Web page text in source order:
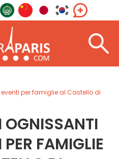
per famiglie al Castello di
FAMIGLIE